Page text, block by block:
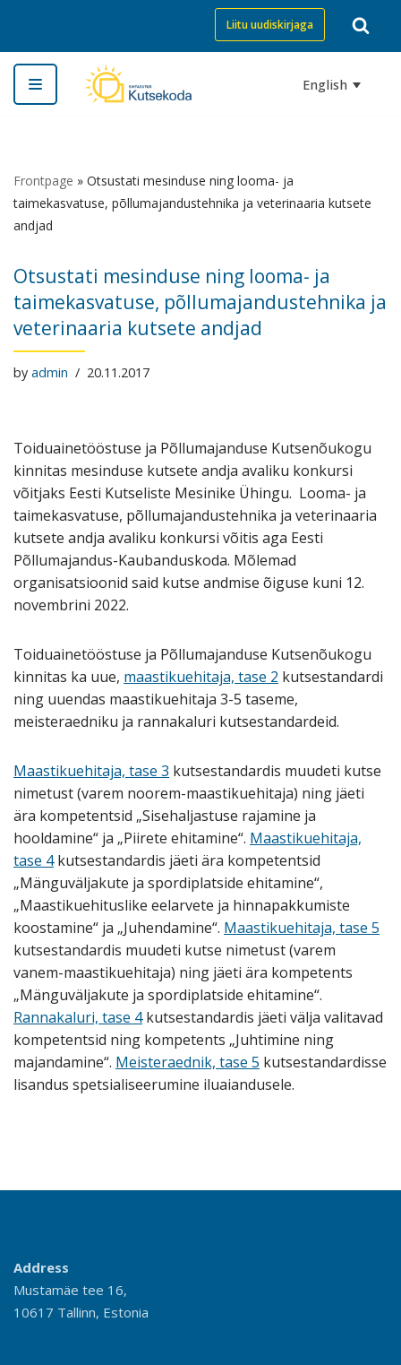
Skip
to
content
Liitu uudiskirjaga
English
Frontpage » Otsustati mesinduse ning looma- ja
taimekasvatuse, põllumajandustehnika ja veterinaaria kutsete
andjad
Otsustati mesinduse ning looma- ja
taimekasvatuse, põllumajandustehnika ja
veterinaaria kutsete andjad
by admin 20.11.2017
Toiduainetööstuse ja Põllumajanduse Kutsenõukogu
kinnitas mesinduse kutsete andja avaliku konkursi
võitjaks Eesti Kutseliste Mesinike Ühingu. Looma- ja
taimekasvatuse, põllumajandustehnika ja veterinaaria
kutsete andja avaliku konkursi võitis aga Eesti
Põllumajandus-Kaubanduskoda. Mõlemad
organisatsioonid said kutse andmise õiguse kuni 12.
novembrini 2022.
Toiduainetööstuse ja Põllumajanduse Kutsenõukogu
kinnitas ka uue, maastikuehitaja, tase 2 kutsestandardi
ning uuendas maastikuehitaja 3-5 taseme,
meisteraedniku ja rannakaluri kutsestandardeid.
Maastikuehitaja, tase 3 kutsestandardis muudeti kutse
nimetust (varem noorem-maastikuehitaja) ning jäeti
ära kompetentsid „Sisehaljastuse rajamine ja
hooldamine“ ja „Piirete ehitamine“. Maastikuehitaja,
tase 4kutsestandardis jäeti ära kompetentsid
„Mänguväljakute ja spordiplatside ehitamine“,
„Maastikuehituslike eelarvete ja hinnapakkumiste
koostamine“ ja „Juhendamine“. Maastikuehitaja, tase 5
kutsestandardis muudeti kutse nimetust (varem
vanem-maastikuehitaja) ning jäeti ära kompetents
„Mänguväljakute ja spordiplatside ehitamine“.
Rannakaluri, tase 4kutsestandardis jäeti välja valitavad
kompetentsid ning kompetents „Juhtimine ning
majandamine“. Meisteraednik, tase 5 kutsestandardisse
lisandus spetsialiseerumine iluaiandusele.
Address
Mustamäe tee 16,
10617 Tallinn, Estonia